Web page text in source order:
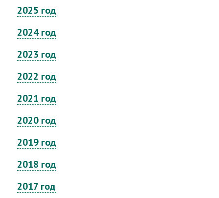
2025 год
2024 год
2023 год
2022 год
2021 год
2020 год
2019 год
2018 год
2017 год